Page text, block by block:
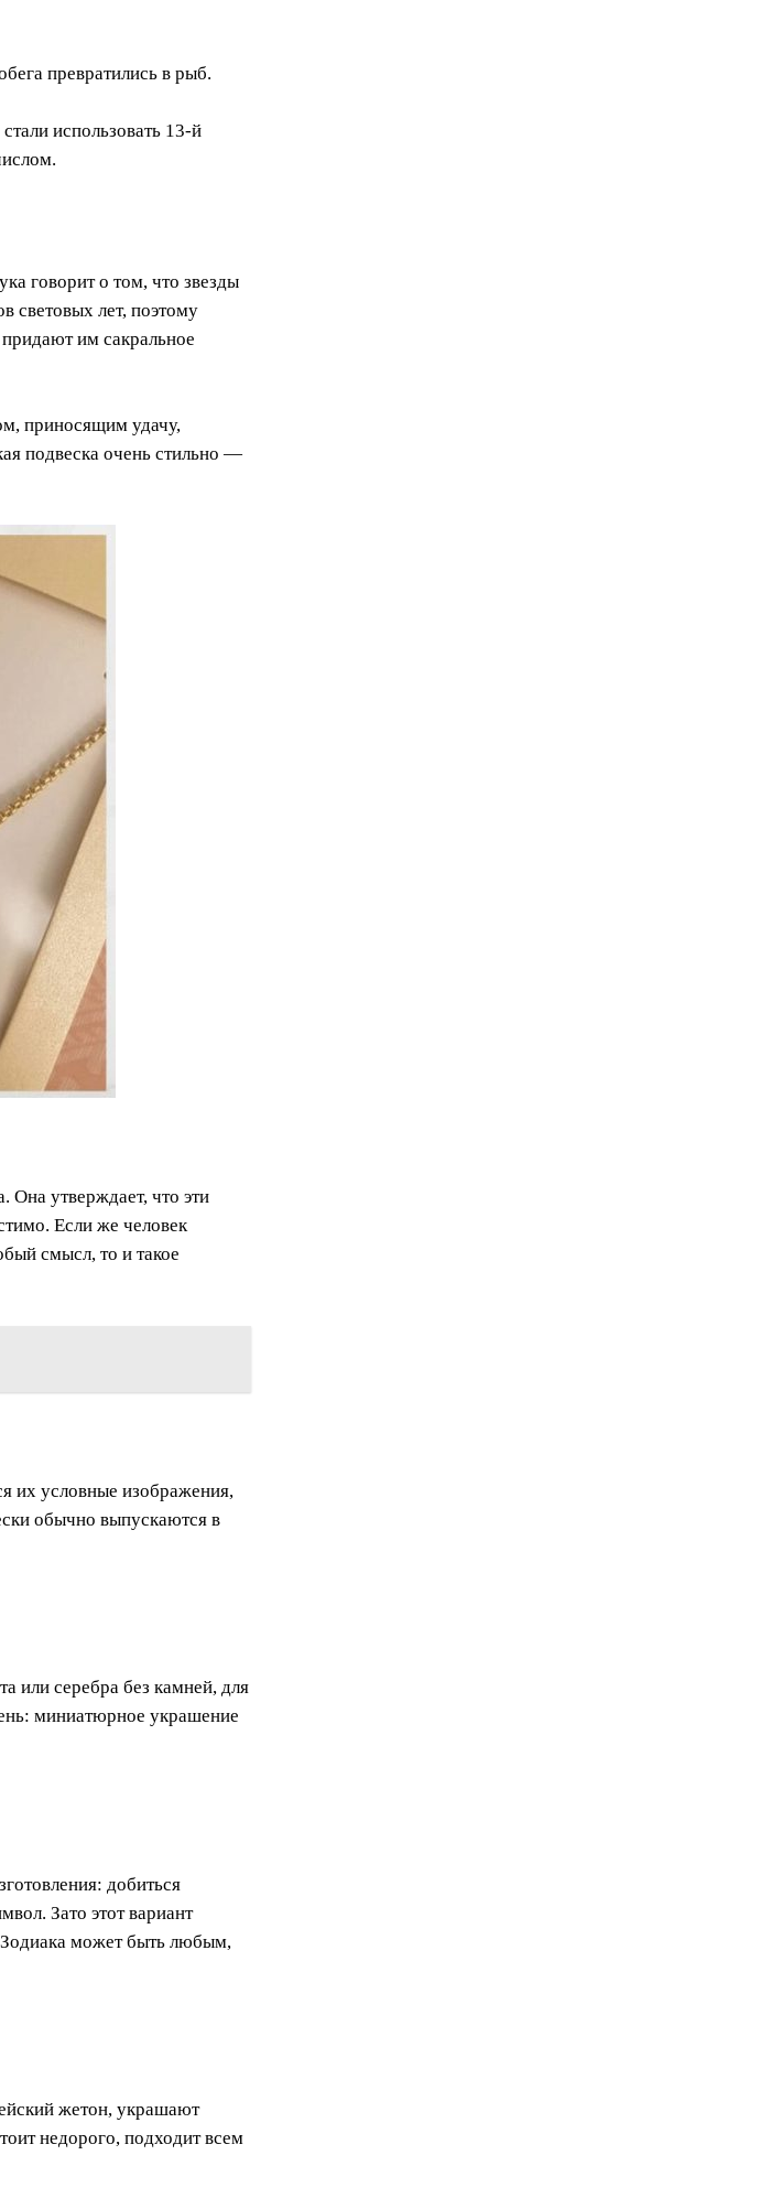
превратились в рыб.
использовать 13-й
говорит о том, что звезды
световых лет, поэтому
им сакральное
приносящим удачу,
подвеска очень стильно —
Она утверждает, что эти
Если же человек
смысл, то и такое
их условные изображения,
обычно выпускаются в
или серебра без камней, для
миниатюрное украшение
добиться
Зато этот вариант
Зодиака может быть любым,
жетон, украшают
недорого, подходит всем